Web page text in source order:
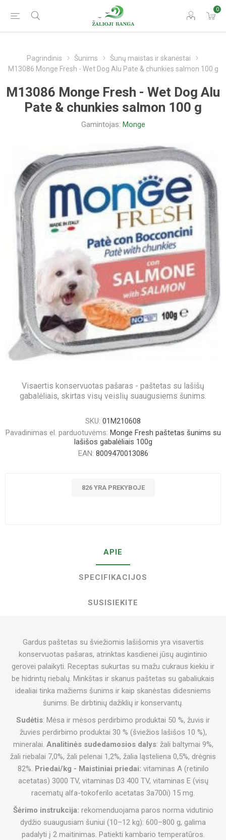
0
Pagrindinis Šunims
Šunų maistas ir skanėstai
M13086 Monge Fresh - Wet Dog Alu Pate & chunkies salmon 100 g
M13086 Monge Fresh - Wet Dog Alu
Pate & chunkies salmon 100 g
Gamintojas: Monge
Visaertis konservuotas pašaras - paštetas su lašišų
gabalėliais, skirtas visų veislių suaugusiems šunims.
SKU: 01M210608
Pavadinimas el. parduotuvėms: Monge Fresh paštetas šunims su
lašišos gabalėliais 100g
EAN: 8009470013086
826 YRA PREKYBOJE
APIE
SPECIFIKACIJOS
SUSISIEKITE
Gardus paštetas su šviežiomis lašišomis yra visavertis
konservuotas pašaras, atrinktas kasdienei jūsų augintinio
gerovei palaikyti. Receptas sukurtas su mažu cukraus kiekiu ir
be hidrintų riebalų. Minkštas ir skanus paštetas su gabaliukais
idealiai tinka mažiems šunims ir kaip skanėstas didesniems
šunims. Be dirbtinių dažiklių ir konservantų.
Sudėtis: Mėsa ir mėsos perdirbimo produktai 50 %, žuvis ir
žuvies perdirbimo produktai 30 % (šviežios lašišos 10 %),
mineralai. Analitinės sudedamosios dalys: žali baltymai 9%,
žali riebalai 7,0%, žali pelenai 1,2%, žalia ląsteliena 0,5%, drėgnis
82%. Priedai/kg - Maistiniai priedai: vitaminas A (retinilo
acetatas) 3000 TV, vitaminas D3 400 TV, vitaminas E (visų
racematų alfa-tokoferilo acetatas 3a700i) 15 mg.
Šėrimo instrukcija: rekomenduojama paros norma vidutinio
dydžio suaugusiam šuniui (10–12 kg): 600–800 g, galima
padalyti į 2 maitinimas. Patiekti kambario temperatūros.